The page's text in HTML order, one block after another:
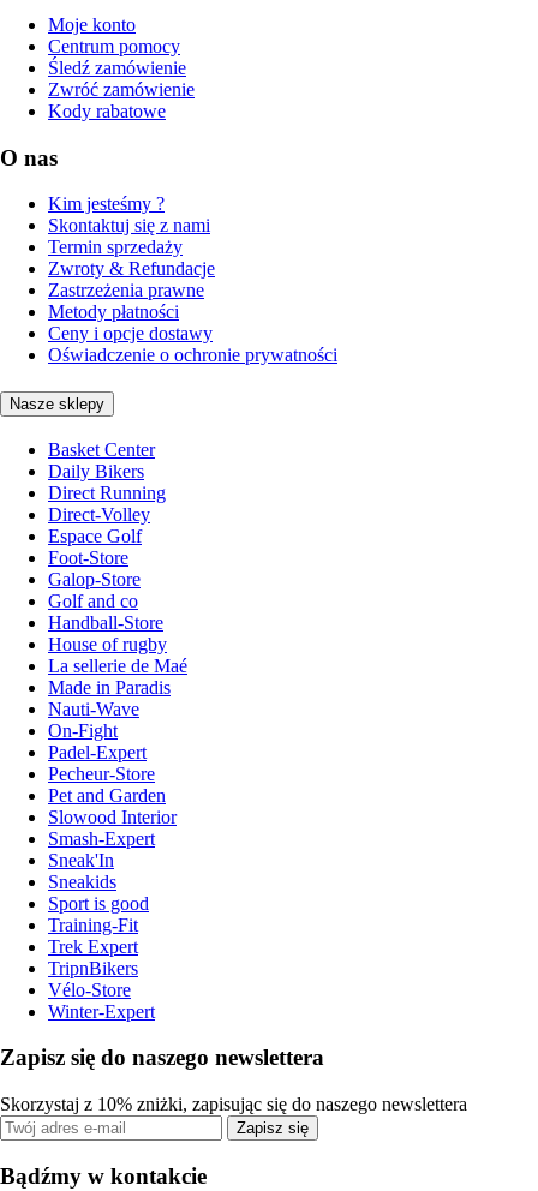
Moje konto
Centrum pomocy
Śledź zamówienie
Zwróć zamówienie
Kody rabatowe
O nas
Kim jesteśmy ?
Skontaktuj się z nami
Termin sprzedaży
Zwroty & Refundacje
Zastrzeżenia prawne
Metody płatności
Ceny i opcje dostawy
Oświadczenie o ochronie prywatności
Nasze sklepy
Basket Center
Daily Bikers
Direct Running
Direct-Volley
Espace Golf
Foot-Store
Galop-Store
Golf and co
Handball-Store
House of rugby
La sellerie de Maé
Made in Paradis
Nauti-Wave
On-Fight
Padel-Expert
Pecheur-Store
Pet and Garden
Slowood Interior
Smash-Expert
Sneak'In
Sneakids
Sport is good
Training-Fit
Trek Expert
TripnBikers
Vélo-Store
Winter-Expert
Zapisz się do naszego newslettera
Skorzystaj z 10% zniżki, zapisując się do naszego newslettera
Zapisz się
Bądźmy w kontakcie